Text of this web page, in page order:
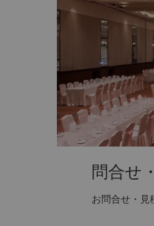
問合せ
お問合せ・見